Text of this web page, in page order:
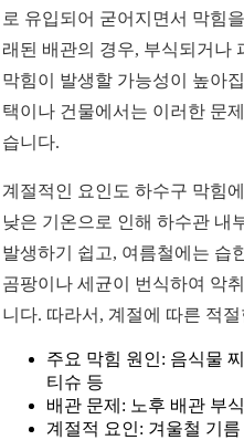
로 유입되어 굳어지면서 막힘
래된 배관의 경우, 부식되거나
막힘이 발생할 가능성이 높아
택이나 건물에서는 이러한 문
습니다.
계절적인 요인도 하수구 막힘
낮은 기온으로 인해 하수관 내
발생하기 쉽고, 여름철에는 습
곰팡이나 세균이 번식하여 악
니다. 따라서, 계절에 따른 적
주요 막힘 원인: 음식물
티슈 등
배관 문제: 노후 배관 부
계절적 요인: 겨울철 기